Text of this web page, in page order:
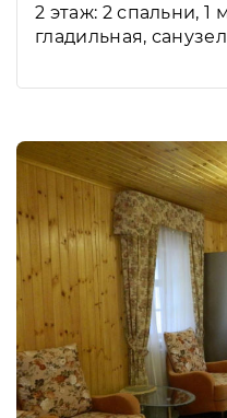
2 этаж: 2 спальни, 1
гладильная, санузел